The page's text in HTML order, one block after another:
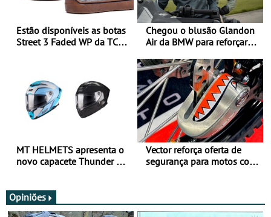
Estão disponíveis as botas
Street 3 Faded WP da TCX
Chegou o blusão Glandon
Air da BMW para reforçar
verão
MT HELMETS apresenta o
novo capacete Thunder 4 R
Vector reforça oferta de
segurança para motos com
Opiniões